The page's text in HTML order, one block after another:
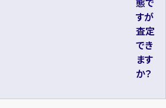
すが
査定
でき
ます
か？